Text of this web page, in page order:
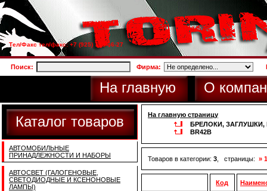
Тел/Факс тел/факс: +7 (925) 733-66-27
Поиск: Фирма:
На главную О
Каталог товаров
АВТОМОБИЛЬНЫЕ
ПРИНАДЛЕЖНОСТИ И НАБОРЫ
АВТОСВЕТ (ГАЛОГЕНОВЫЕ,
СВЕТОДИОДНЫЕ И КСЕНОНОВЫЕ
ЛАМПЫ)
На главную страницу
БРЕЛОКИ,
BR42B
Товаров в категории: 3 , страницы: »
Код